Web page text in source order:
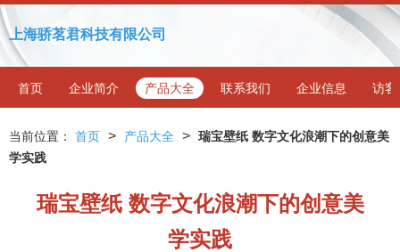
上海骄茗君科技有限公司
首页 企业简介 产品大全 联系我们 企业信息 访客
当前位置： 首页 > 产品大全 > 瑞宝壁纸 数字文化浪潮下的创意美
学实践
瑞宝壁纸 数字文化浪潮下的创意美
学实践